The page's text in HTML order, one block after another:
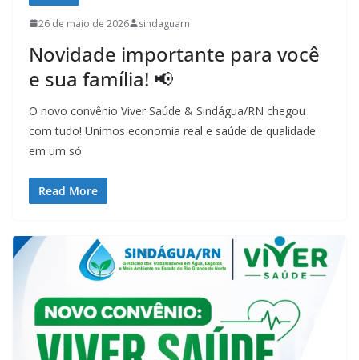
26 de maio de 2026 sindaguarn
Novidade importante para você
e sua família! 📢
O novo convênio Viver Saúde & Sindágua/RN chegou
com tudo! Unimos economia real e saúde de qualidade
em um só
Read More